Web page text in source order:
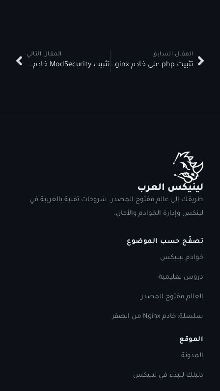
المقال السابق
تثبيت php على خادم Nginx
المقال التالي
تثبيت ModSecurity خادم Nginx ونظام Debian
لينيكس العرب
طريقك إلى عالم مفتوح المصدر. شروحات تقنية بالعربية في
لينكس وإدارة الخوادم والأمان.
تصفّح حسب الموضوع
خوادم لينيكس
دروس تعليمية
العالم مفتوح المصدر
سلسلة: خادم Nginx من الصفر
الموقع
المدونة
دليلك للبدء في لينيكس